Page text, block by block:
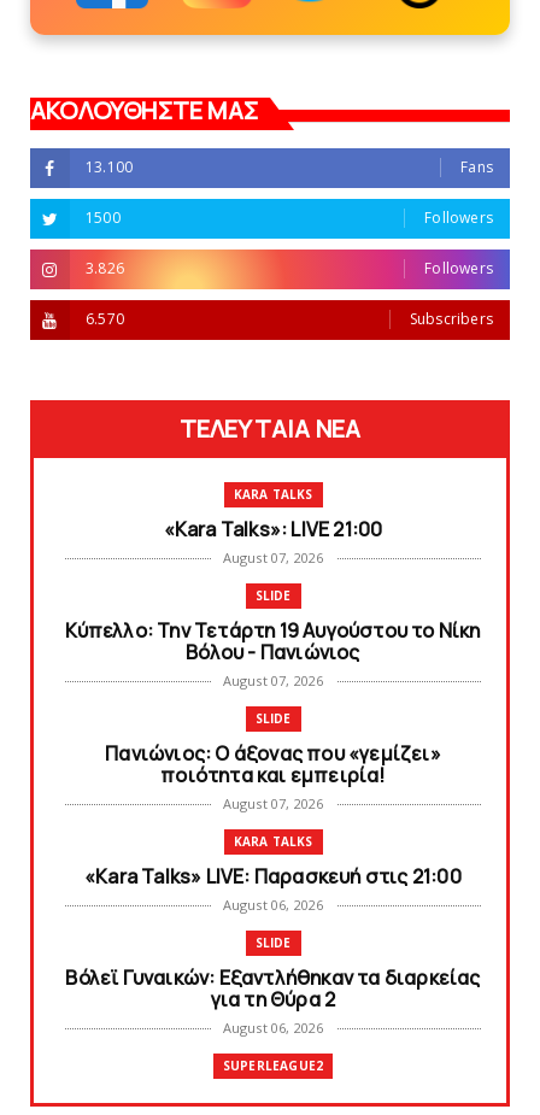
ΑΚΟΛΟΥΘΗΣΤΕ ΜΑΣ
13.100 Fans
1500 Followers
3.826 Followers
6.570 Subscribers
ΤΕΛΕΥΤΑΙΑ ΝΕΑ
KARA TALKS
«Kara Talks»: LIVE 21:00
August 07, 2026
SLIDE
Κύπελλο: Την Τετάρτη 19 Αυγούστου το Νίκη
Βόλου - Πανιώνιος
August 07, 2026
SLIDE
Πανιώνιος: O άξονας που «γεμίζει»
ποιότητα και εμπειρία!
August 07, 2026
KARA TALKS
«Kara Talks» LIVE: Παρασκευή στις 21:00
August 06, 2026
SLIDE
Bόλεϊ Γυναικών: Εξαντλήθηκαν τα διαρκείας
για τη Θύρα 2
August 06, 2026
SUPERLEAGUE2
Στην AEΛ ο Παπαγεωργίου